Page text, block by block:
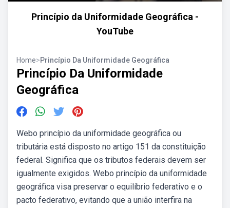
Princípio da Uniformidade Geográfica -
YouTube
Home>Princípio Da Uniformidade Geográfica
Princípio Da Uniformidade
Geográfica
Webo princípio da uniformidade geográfica ou
tributária está disposto no artigo 151 da constituição
federal. Significa que os tributos federais devem ser
igualmente exigidos. Webo princípio da uniformidade
geográfica visa preservar o equilíbrio federativo e o
pacto federativo, evitando que a união interfira na